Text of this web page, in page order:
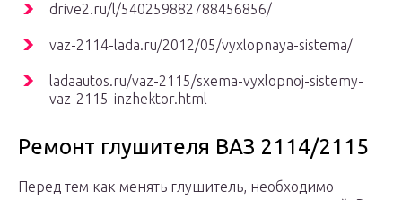
drive2.ru/l/540259882788456856/
vaz-2114-lada.ru/2012/05/vyxlopnaya-sistema/
ladaautos.ru/vaz-2115/sxema-vyxlopnoj-sistemy-
vaz-2115-inzhektor.html
Ремонт глушителя ВАЗ 2114/2115
Перед тем как менять глушитель, необходимо